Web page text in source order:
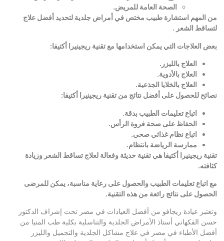
الصحة العامة للمريض.
من المهم استشارة طبيب مختص في أمراض جلدية لتحديد أفضل علاج
لتساقط الشعر .
بعض العلاجات التي يمكن استخدامها مع تقنية ريجينيرا أكتيفا:
العلاج بالليزر .
العلاج بالأدوية.
العلاج بالخلايا الجذعية.
نصائح للحصول على أفضل نتائج من تقنية ريجينيرا أكتيفا:
اتباع تعليمات الطبيب بدقة.
الحفاظ على صحة فروة الرأس.
اتباع نظام غذائي صحي.
ممارسة الرياضة بانتظام.
تقنية ريجينيرا أكتيفا هي تقنية حديثة وفعالة لعلاج تساقط الشعر وزيادة
كثافته.
مع اتباع تعليمات الطبيب والحصول على رعاية مناسبة، يمكن للمرضى
الحصول على نتائج رائعة من هذه التقنية.
وتعتبر عيادة ريجافو من أفضل العيادات في مصر تحت إشراف الدكتور
حسن الفكهاني أستاذ الأمراض الجلدية والتناسلية بكلية طب المنيا من
أفضل الأطباء في مصر في علاج مشاكل الجلدية والتجميل والليزر